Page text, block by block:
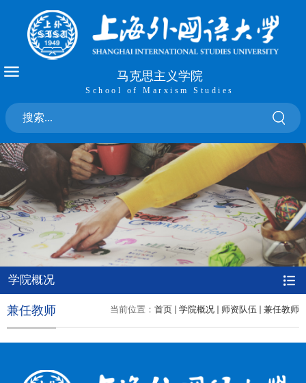
马克思主义学院
School of Marxism Studies
学院概况
当前位置： 首页 学院概况 师资队伍 兼任教师
兼任教师